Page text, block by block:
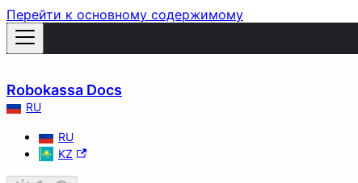
Перейти к основному содержимому
Robokassa Docs
RU
RU
KZ